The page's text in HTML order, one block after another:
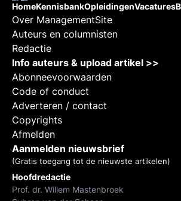
HomeKennisbankOpleidingenVacatures
Over ManagementSite
Auteurs en columnisten
Redactie
Info auteurs & upload artikel >>
Abonneevoorwaarden
Code of conduct
Adverteren / contact
Copyrights
Afmelden
Aanmelden nieuwsbrief
(Gratis toegang tot de nieuwste artikelen)
Hoofdredactie
Prof. dr. Willem Mastenbroek